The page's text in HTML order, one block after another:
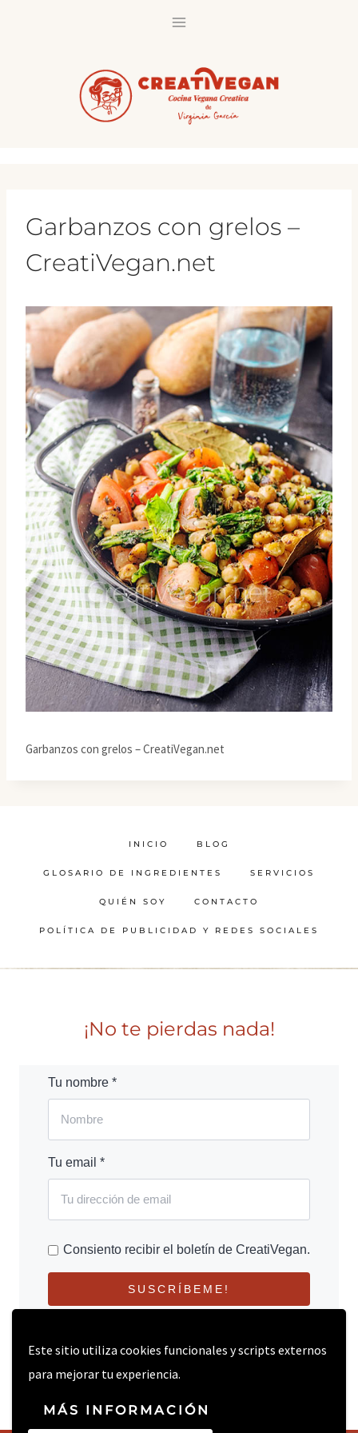
Este sitio utiliza cookies funcionales y scripts externos
para mejorar tu experiencia.
MÁS INFORMACIÓN
Garbanzos con grelos –
CreatiVegan.net
Garbanzos con grelos – CreatiVegan.net
INICIO BLOG
GLOSARIO DE INGREDIENTES SERVICIOS
QUIÉN SOY CONTACTO
POLÍTICA DE PUBLICIDAD Y REDES SOCIALES
¡No te pierdas nada!
Tu nombre *
Tu email *
Consiento recibir el boletín de CreatiVegan.
SUSCRÍBEME!